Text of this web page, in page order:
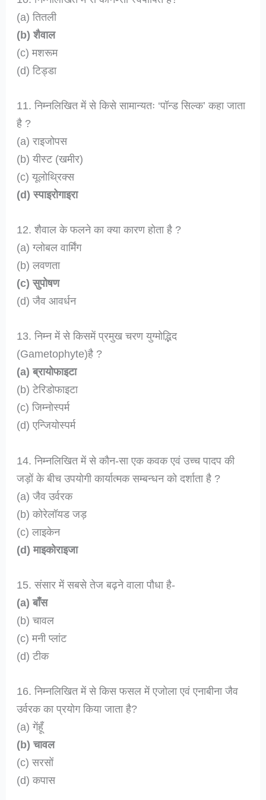
(a) तितली
(b) शैवाल
(c) मशरूम
(d) टिड्डा
11. निम्नलिखित में से किसे सामान्यतः ‘पॉन्ड सिल्क’ कहा जाता
है ?
(a) राइजोपस
(b) यीस्ट (खमीर)
(c) यूलोथ्रिक्स
(d) स्पाइरोगाइरा
12. शैवाल के फलने का क्या कारण होता है ?
(a) ग्लोबल वार्मिंग
(b) लवणता
(c) सुपोषण
(d) जैव आवर्धन
13. निम्न में से किसमें प्रमुख चरण युग्मोद्भिद
(Gametophyte)है ?
(a) ब्रायोफाइटा
(b) टेरिडोफाइटा
(c) जिम्नोस्पर्म
(d) एन्जियोस्पर्म
14. निम्नलिखित में से कौन-सा एक कवक एवं उच्च पादप की
जड़ों के बीच उपयोगी कार्यात्मक सम्बन्धन को दर्शाता है ?
(a) जैव उर्वरक
(b) कोरेलॉयड जड़
(c) लाइकेन
(d) माइकोराइजा
15. संसार में सबसे तेज बढ़ने वाला पौधा है-
(a) बाँस
(b) चावल
(c) मनी प्लांट
(d) टीक
16. निम्नलिखित में से किस फसल में एजोला एवं एनाबीना जैव
उर्वरक का प्रयोग किया जाता है?
(a) गेंहूँ
(b) चावल
(c) सरसों
(d) कपास